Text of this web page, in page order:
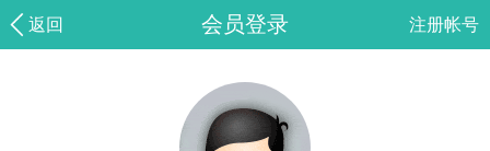
返回 会员登录 注册帐号